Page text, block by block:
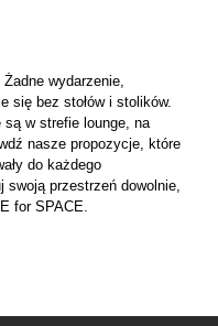
wydarzenie,
się bez stołów i stolików.
są w strefie lounge, na
nasze propozycje, które
do każdego
swoją przestrzeń dowolnie,
for SPACE.